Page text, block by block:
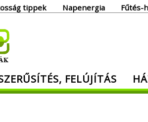
tippek Napenergia Fűtés-
Minden, ami energia!
FELÚJÍTÁS